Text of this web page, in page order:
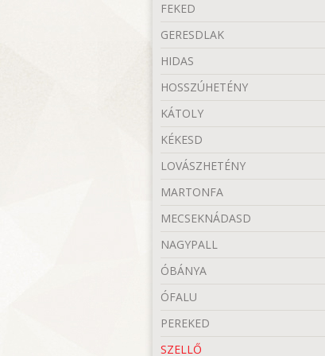
FEKED
GERESDLAK
HIDAS
HOSSZÚHETÉNY
KÁTOLY
KÉKESD
LOVÁSZHETÉNY
MARTONFA
MECSEKNÁDASD
NAGYPALL
ÓBÁNYA
ÓFALU
PEREKED
SZELLŐ